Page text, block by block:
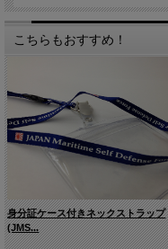
＜原産国＞
日本
こちらもおすすめ！
身分証ケース付きネックストラップ
(JMS...